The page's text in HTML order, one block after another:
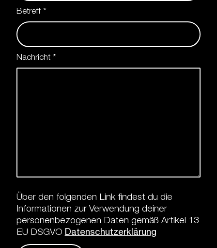
Betreff *
Nachricht *
Über den folgenden Link findest du die
Informationen zur Verwendung deiner
personenbezogenen Daten gemäß Artikel 13
EU DSGVO Datenschutzerklärung